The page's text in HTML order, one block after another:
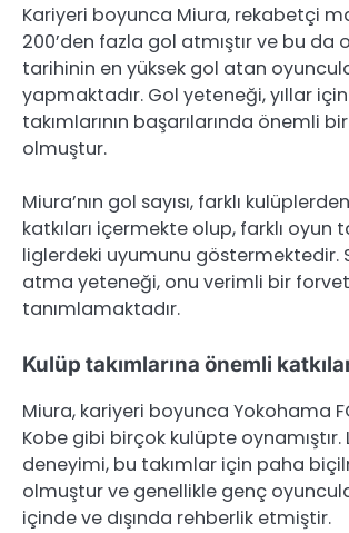
Kariyeri boyunca Miura, rekabetçi
200’den fazla gol atmıştır ve bu da
tarihinin en yüksek gol atan
yapmaktadır. Gol yeteneği, yıllar
takımlarının başarılarında önemli
olmuştur.
Miura’nın gol sayısı, farklı
katkıları içermekte olup, farklı oyun
liglerdeki uyumunu göstermektedir.
atma yeteneği, onu verimli bir
tanımlamaktadır.
Kulüp takımlarına önemli
Miura, kariyeri boyunca Yokohama
Kobe gibi birçok kulüpte oynamıştır.
deneyimi, bu takımlar için paha
olmuştur ve genellikle genç
içinde ve dışında rehberlik etmiştir.